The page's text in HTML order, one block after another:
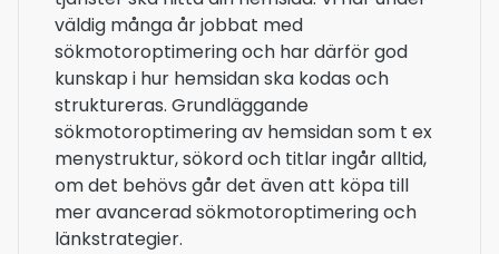
väldig många år jobbat med
sökmotoroptimering och har därför god
kunskap i hur hemsidan ska kodas och
struktureras. Grundläggande
sökmotoroptimering av hemsidan som t ex
menystruktur, sökord och titlar ingår alltid,
om det behövs går det även att köpa till
mer avancerad sökmotoroptimering och
länkstrategier.